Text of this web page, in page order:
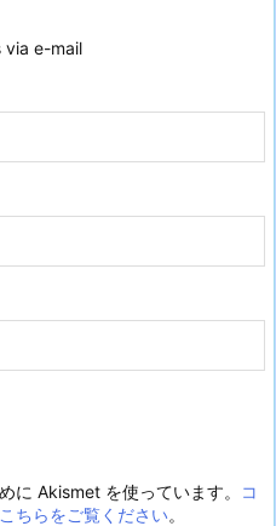
via e-mail
に Akismet を使っています。
コ
ちらをご覧ください。